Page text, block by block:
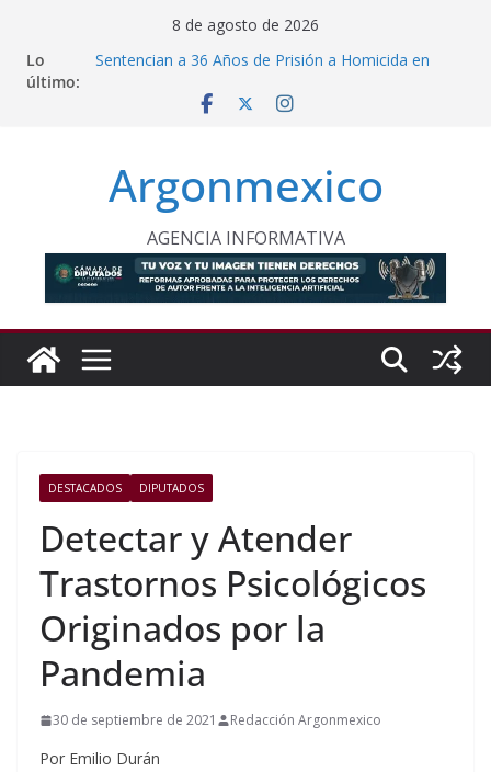
contenido
8 de agosto de 2026
Lo
último:
Sentencian a 36 Años de Prisión a Homicida en
Sheinbaum y Delfina Gómez Refuerzan Oferta
Inauguran Nuevo CBTA en Texcoco
Proponen Frenar Publicidad con IA Dirigida a
Menores
Comision Permanente Pide Frenar Discurso de
Odio Contra Grupos Vulnerables
Argonmexico
AGENCIA INFORMATIVA
DESTACADOS DIPUTADOS
Detectar y Atender
Trastornos Psicológicos
Originados por la
Pandemia
30 de septiembre de 2021 Redacción Argonmexico
Por Emilio Durán